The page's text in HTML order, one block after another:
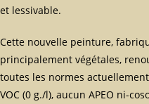
et lessivable.
Cette nouvelle peinture,
principalement végétales,
toutes les normes
VOC (0 g./l), aucun APEO ni-